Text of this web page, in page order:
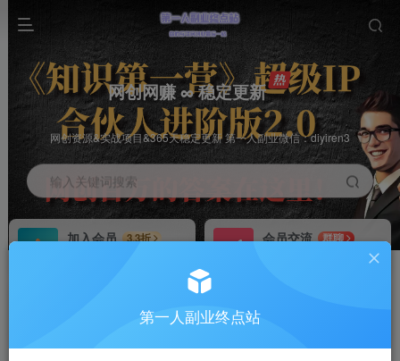
网创网赚 ∞ 稳定更新
网创资源&实战项目&365天稳定更新 第一人副业微信：diyiren3
输入关键词搜索
加入会员
3.3折
会员交流
群聊
推广返佣高达70%第一人副业终点站